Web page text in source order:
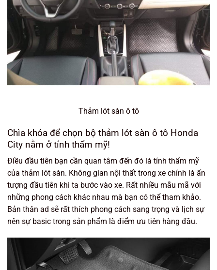
Thảm lót sàn ô tô
Chìa khóa để chọn bộ thảm lót sàn ô tô Honda
City nằm ở tính thẩm mỹ!
Điều đầu tiên bạn cần quan tâm đến đó là tính thẩm mỹ
của thảm lót sàn. Không gian nội thất trong xe chính là ấn
tượng đầu tiên khi ta bước vào xe. Rất nhiều mẫu mã với
những phong cách khác nhau mà bạn có thể tham khảo.
Bản thân ad sẽ rất thích phong cách sang trọng và lịch sự
nên sự basic trong sản phẩm là điểm ưu tiên hàng đầu.